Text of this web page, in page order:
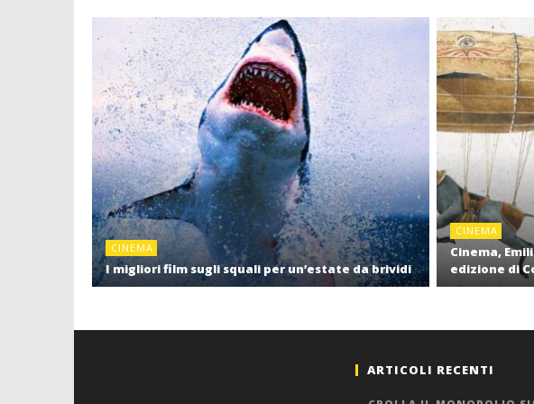
CINEMA
I migliori film sugli squali per un’estate da brividi
CINEMA
Cinema,
edizione di
ARTICOLI RECENTI